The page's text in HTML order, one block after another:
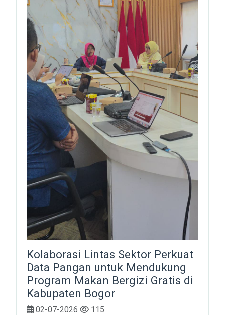
Kolaborasi Lintas Sektor Perkuat
Data Pangan untuk Mendukung
Program Makan Bergizi Gratis di
Kabupaten Bogor
02-07-2026
115